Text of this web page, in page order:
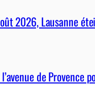
2026, Lausanne
de Provence